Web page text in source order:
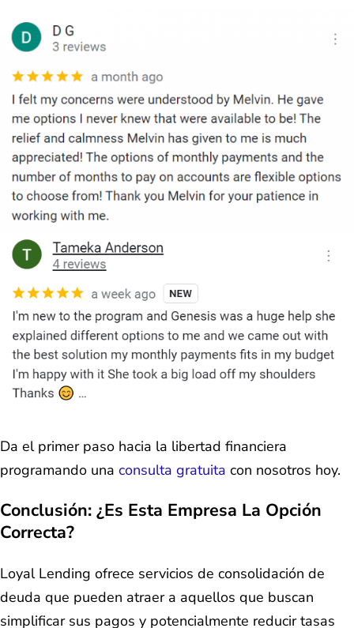
Da el primer paso hacia la libertad financiera
programando una consulta gratuita con nosotros hoy.
Conclusión: ¿Es Esta Empresa La Opción
Correcta?
Loyal Lending ofrece servicios de consolidación de
deuda que pueden atraer a aquellos que buscan
simplificar sus pagos y potencialmente reducir tasas